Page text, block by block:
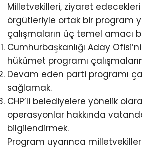
Milletvekilleri, ziyaret
örgütleriyle ortak bir program
çalışmaların üç temel amacı
Cumhurbaşkanlığı Aday
hükümet programı
Devam eden parti programı
sağlamak.
CHP’li belediyelere yönelik
operasyonlar hakkında
bilgilendirmek.
Program uyarınca